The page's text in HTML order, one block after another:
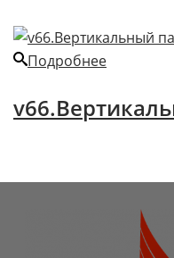
Подробнее